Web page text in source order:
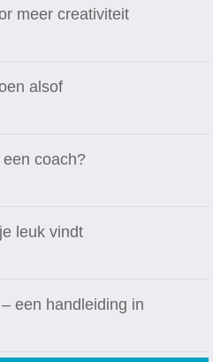
meer creativiteit
alsof
coach?
leuk vindt
een handleiding in